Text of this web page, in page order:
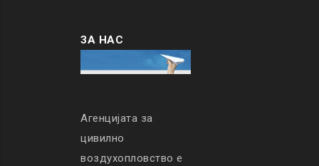
ЗА НАС
Агенцијата за
цивилно
воздухопловство е